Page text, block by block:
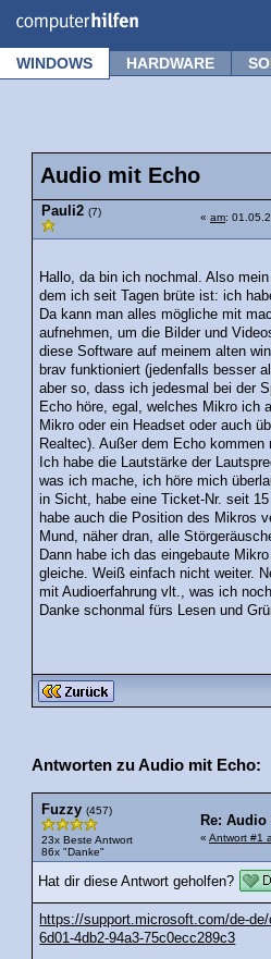
WINDOWS HARDWARE
Audio mit Echo
Pauli2 (7) « am:
Hallo, da bin ich nochmal. Also
dem ich seit Tagen brüte ist: ich
Da kann man alles mögliche mit
aufnehmen, um die Bilder und
diese Software auf meinem alten
brav funktioniert (jedenfalls besser
aber so, dass ich jedesmal bei der
Echo höre, egal, welches Mikro ich
Mikro oder ein Headset oder auch
Realtec). Außer dem Echo
Ich habe die Lautstärke der
was ich mache, ich höre mich
in Sicht, habe eine Ticket-Nr. seit
habe auch die Position des Mikros
Mund, näher dran, alle
Dann habe ich das eingebaute
gleiche. Weiß einfach nicht weiter.
mit Audioerfahrung vlt., was ich
Danke schonmal fürs Lesen und
Antworten zu Audio mit Echo:
Fuzzy (457)
23x Beste Antwort
86x "Danke"
Re:
« Antwort #1
Hat dir diese Antwort geholfen?
https://support.microsoft.com/de-
6d01-4db2-94a3-75c0ecc289c3